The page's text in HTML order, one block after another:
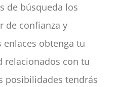
de búsqueda los
de confianza y
enlaces obtenga tu
relacionados con tu
posibilidades tendrás